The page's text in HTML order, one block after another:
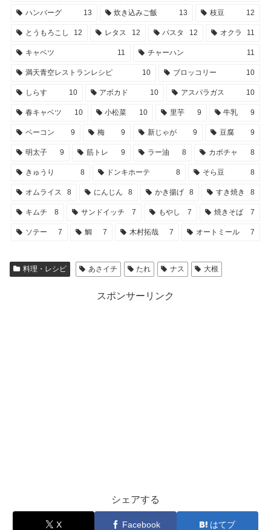
ハンバーグ 13 炊き込みご飯 13 枝豆 12
とうもろこし 12 レタス 12 パスタ 12 オクラ 11
キャベツ 11 チャーハン 11
満天青空レストランレシピ 10 ブロッコリー 10
しらす 10 アボカド 10 アスパラガス 10
春キャベツ 10 小松菜 10 里芋 9 牛乳 9
ベーコン 9 梅 9 新じゃが 9 豆腐 9
明太子 9 筋トレ 9 ラー油 8 カボチャ 8
きゅうり 8 ドンキホーテ 8 そら豆 8
オムライス 8 にんじん 8 かき揚げ 8 すき焼き 8
キムチ 8 サンドイッチ 7 もやし 7 焼きそば 7
ソテー 7 鯛 7 木村拓哉 7 オートミール 7
料理・レシピ あさイチ たれ ナス 大根
スポンサーリンク
シェアする
X Facebook はてブ